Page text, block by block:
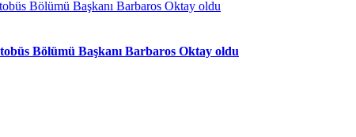
Bölümü Başkanı Barbaros Oktay oldu